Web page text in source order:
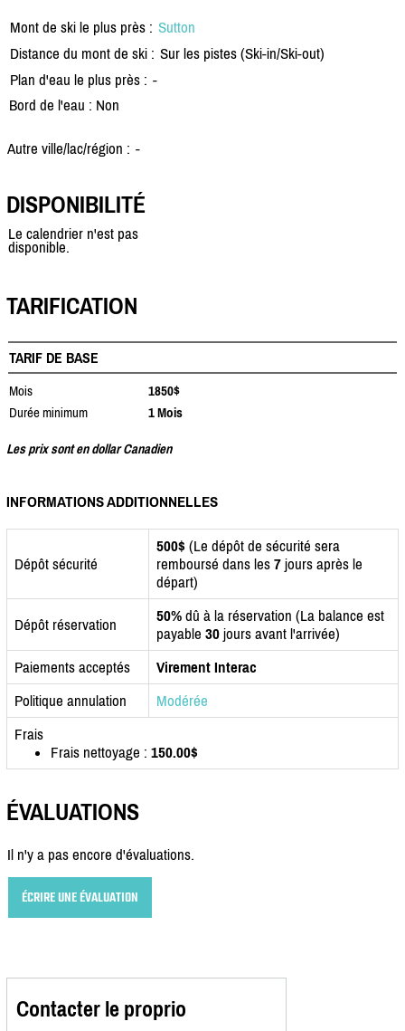
Mont de ski le plus près : Sutton
Distance du mont de ski : Sur les pistes (Ski-in/Ski-out)
Plan d'eau le plus près : -
Bord de l'eau : Non
Autre ville/lac/région : -
DISPONIBILITÉ
Le calendrier n'est pas
disponible.
TARIFICATION
TARIF DE BASE
Mois
1850$
Durée minimum
1 Mois
Les prix sont en dollar Canadien
INFORMATIONS ADDITIONNELLES
Dépôt sécurité
500$ (Le dépôt de sécurité sera
remboursé dans les 7 jours après le
départ)
Dépôt réservation 50% dû à la réservation (La balance est
payable 30 jours avant l'arrivée)
Paiements acceptés
Virement Interac
Politique annulation
Modérée
Frais
Frais nettoyage : 150.00$
ÉVALUATIONS
Il n'y a pas encore d'évaluations.
ÉCRIRE UNE ÉVALUATION
Contacter le proprio